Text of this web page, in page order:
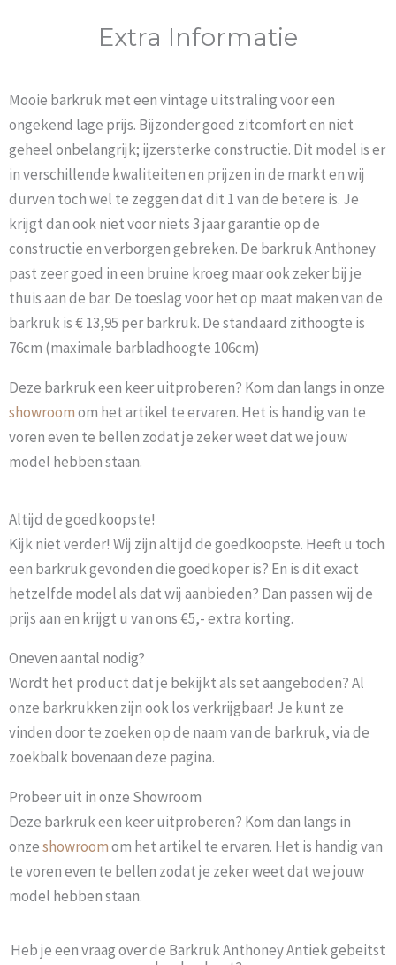
Extra Informatie
Mooie barkruk met een vintage uitstraling voor een
ongekend lage prijs. Bijzonder goed zitcomfort en niet
geheel onbelangrijk; ijzersterke constructie. Dit model is er
in verschillende kwaliteiten en prijzen in de markt en wij
durven toch wel te zeggen dat dit 1 van de betere is. Je
krijgt dan ook niet voor niets 3 jaar garantie op de
constructie en verborgen gebreken. De barkruk Anthoney
past zeer goed in een bruine kroeg maar ook zeker bij je
thuis aan de bar. De toeslag voor het op maat maken van de
barkruk is € 13,95 per barkruk. De standaard zithoogte is
76cm (maximale barbladhoogte 106cm)
Deze barkruk een keer uitproberen? Kom dan langs in onze
showroomom het artikel te ervaren. Het is handig van te
voren even te bellen zodat je zeker weet dat we jouw
model hebben staan.
Altijd de goedkoopste!
Kijk niet verder! Wij zijn altijd de goedkoopste. Heeft u toch
een barkruk gevonden die goedkoper is? En is dit exact
hetzelfde model als dat wij aanbieden? Dan passen wij de
prijs aan en krijgt u van ons €5,- extra korting.
Oneven aantal nodig?
Wordt het product dat je bekijkt als set aangeboden? Al
onze barkrukken zijn ook los verkrijgbaar! Je kunt ze
vinden door te zoeken op de naam van de barkruk, via de
zoekbalk bovenaan deze pagina.
Probeer uit in onze Showroom
Deze barkruk een keer uitproberen? Kom dan langs in
onzeshowroomom het artikel te ervaren. Het is handig van
te voren even te bellen zodat je zeker weet dat we jouw
model hebben staan.
Heb je een vraag over de Barkruk Anthoney Antiek gebeitst